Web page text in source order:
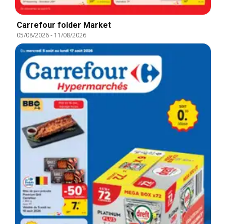
Carrefour folder Market
05/08/2026- 11/08/2026